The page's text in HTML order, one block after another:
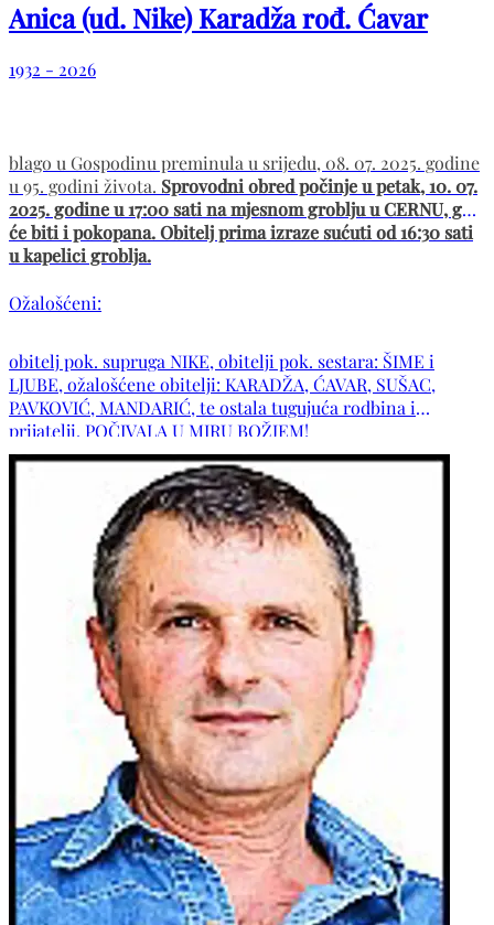
Anica (ud. Nike) Karadža rođ. Ćavar
1932 - 2026
blago u Gospodinu preminula u srijedu, 08. 07. 2025. godine
u 95. godini života. Sprovodni obred počinje u petak, 10. 07.
2025. godine u 17:00 sati na mjesnom groblju u CERNU, gdje
će biti i pokopana. Obitelj prima izraze sućuti od 16:30 sati
u kapelici groblja.
Ožalošćeni:
obitelj pok. supruga NIKE, obitelji pok. sestara: ŠIME i
LJUBE, ožalošćene obitelji: KARADŽA, ĆAVAR, SUŠAC,
PAVKOVIĆ, MANDARIĆ, te ostala tugujuća rodbina i
prijatelji. POČIVALA U MIRU BOŽJEM!